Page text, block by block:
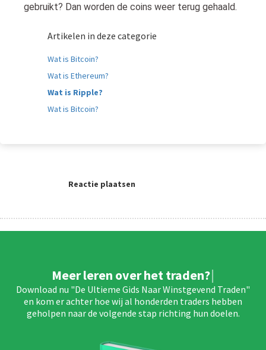
gebruikt? Dan worden de coins weer terug gehaald.
Artikelen in deze categorie
Wat is Bitcoin?
Wat is Ethereum?
Wat is Ripple?
Wat is Bitcoin?
Reactie plaatsen
Meerleren overhettraden?
Download nu "De Ultieme Gids Naar Winstgevend Traden"
en kom er achter hoe wij al honderden traders hebben
geholpen naar de volgende stap richting hun doelen.